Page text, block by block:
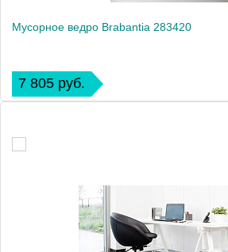
Мусорное ведро Brabantia 283420
7 805 руб.